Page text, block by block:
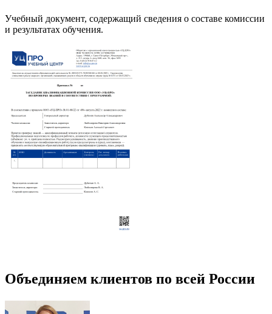
Учебный документ, содержащий сведения о составе комиссии
и результатах обучения.
Объединяем клиентов по всей России